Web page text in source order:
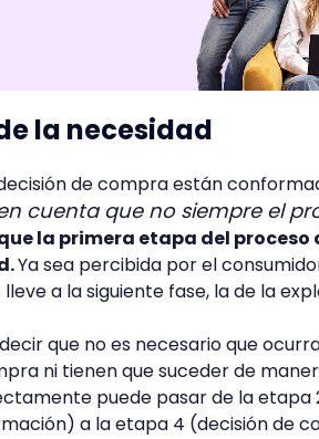
la necesidad
de compra están
cuenta que no siempre el
la primera etapa del proceso
Ya sea percibida por el
a la siguiente fase, la de la
que no es necesario que
ni tienen que suceder de
puede pasar de la etapa
a la etapa 4 (decisión de